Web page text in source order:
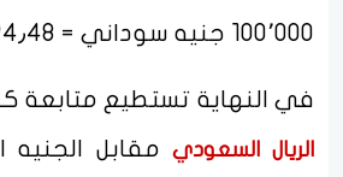
100٬000 جنيه سوداني = 624٫48 ريال سعودي.
في النهاية تستطيع متابعة
الريال السعوديمقابل الجنيه